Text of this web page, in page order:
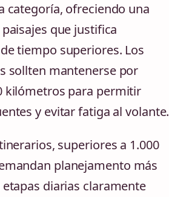
categoría, ofreciendo una
que justifica
tiempo superiores. Los
sollten mantenerse por
kilómetros para permitir
y evitar fatiga al volante.
superiores a 1.000
planejamento más
diarias claramente